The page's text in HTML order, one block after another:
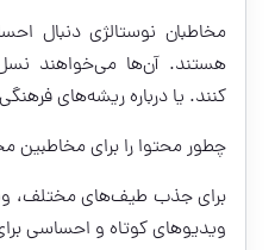
مخاطبان نوستالژی دنبال
هستند. آن‌ها می‌خواهند
کنند. یا درباره ریشه‌های
چطور محتوا را برای مخاطبین
برای جذب طیف‌های مختلف،
ویدیوهای کوتاه و احساسی